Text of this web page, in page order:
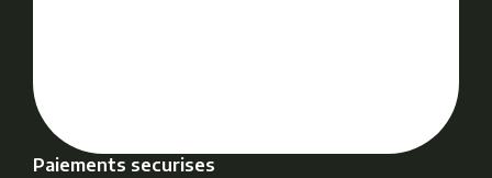
Paiements securises